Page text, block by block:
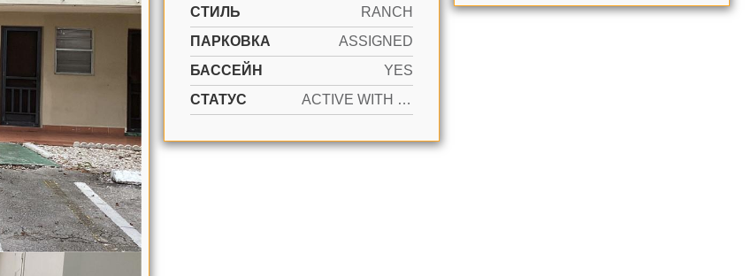
СТИЛЬ
RANCH
ПАРКОВКА
ASSIGNED
БАССЕЙН
YES
СТАТУС
ACTIVE WITH CONTRACT